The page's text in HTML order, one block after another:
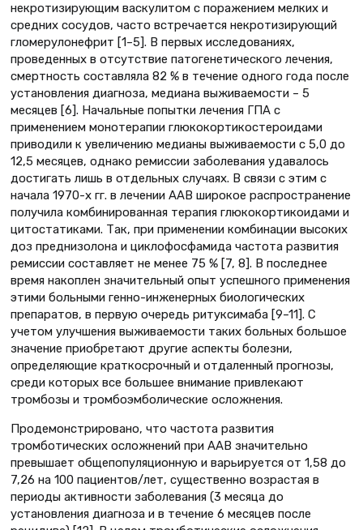
некротизирующим васкулитом с поражением мелких и
средних сосудов, часто встречается некротизирующий
гломерулонефрит [1–5]. В первых исследованиях,
проведенных в отсутствие патогенетического лечения,
смертность составляла 82 % в течение одного года после
установления диагноза, медиана выживаемости – 5
месяцев [6]. Начальные попытки лечения ГПА с
применением монотерапии глюкокортикостероидами
приводили к увеличению медианы выживаемости с 5,0 до
12,5 месяцев, однако ремиссии заболевания удавалось
достигать лишь в отдельных случаях. В связи с этим с
начала 1970-х гг. в лечении ААВ широкое распространение
получила комбинированная терапия глюкокортикоидами и
цитостатиками. Так, при применении комбинации высоких
доз преднизолона и циклофосфамида частота развития
ремиссии составляет не менее 75 % [7, 8]. В последнее
время накоплен значительный опыт успешного применения
этими больными генно-инженерных биологических
препаратов, в первую очередь ритуксимаба [9–11]. С
учетом улучшения выживаемости таких больных большое
значение приобретают другие аспекты болезни,
определяющие краткосрочный и отдаленный прогнозы,
среди которых все большее внимание привлекают
тромбозы и тромбоэмболические осложнения.
Продемонстрировано, что частота развития
тромботических осложнений при ААВ значительно
превышает общепопуляционную и варьируется от 1,58 до
7,26 на 100 пациентов/лет, существенно возрастая в
периоды активности заболевания (3 месяца до
установления диагноза и в течение 6 месяцев после